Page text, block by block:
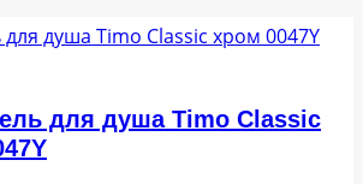
для душа Timo Сlassic